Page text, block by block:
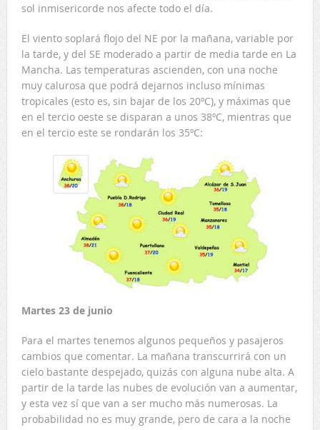
sol inmisericorde nos afecte todo el día.
El viento soplará flojo del NE por la mañana, variable por
la tarde, y del SE moderado a partir de media tarde en La
Mancha. Las temperaturas ascienden, con una noche
muy calurosa que podrá dejarnos incluso mínimas
tropicales (esto es, sin bajar de los 20ºC), y máximas que
en el tercio oeste se disparan a unos 38ºC, mientras que
en el tercio este se rondarán los 35ºC:
Martes 23 de junio
Para el martes tenemos algunos pequeños y pasajeros
cambios que comentar. La mañana transcurrirá con un
cielo bastante despejado, quizás con alguna nube alta. A
partir de la tarde las nubes de evolución van a aumentar,
y esta vez sí que van a ser mucho más numerosas. La
probabilidad no es muy grande, pero de cara a la noche